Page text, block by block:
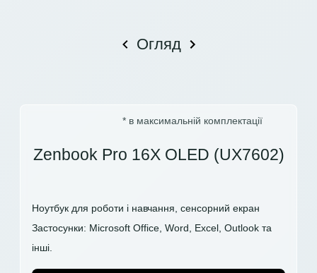
Огляд
* в максимальній комплектації
Zenbook Pro 16X OLED (UX7602)
Ноутбук для роботи і навчання, сенсорний екран
Застосунки: Microsoft Office, Word, Excel, Outlook та
інші.